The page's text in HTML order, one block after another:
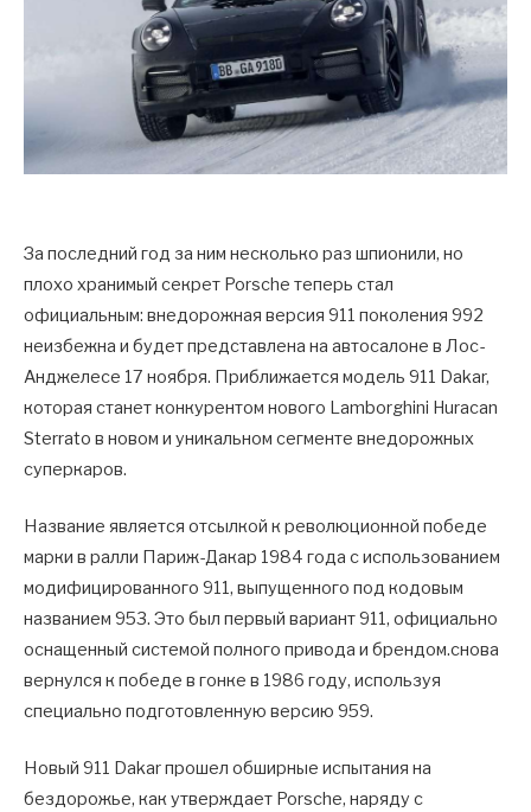
За последний год за ним несколько раз шпионили, но
плохо хранимый секрет Porsche теперь стал
официальным: внедорожная версия 911 поколения 992
неизбежна и будет представлена ​​на автосалоне в Лос-
Анджелесе 17 ноября. Приближается модель 911 Dakar,
которая станет конкурентом нового Lamborghini Huracan
Sterrato в новом и уникальном сегменте внедорожных
суперкаров.
Название является отсылкой к революционной победе
марки в ралли Париж-Дакар 1984 года с использованием
модифицированного 911, выпущенного под кодовым
названием 953. Это был первый вариант 911, официально
оснащенный системой полного привода и брендом.снова
вернулся к победе в гонке в 1986 году, используя
специально подготовленную версию 959.
Новый 911 Dakar прошел обширные испытания на
бездорожье, как утверждает Porsche, наряду с